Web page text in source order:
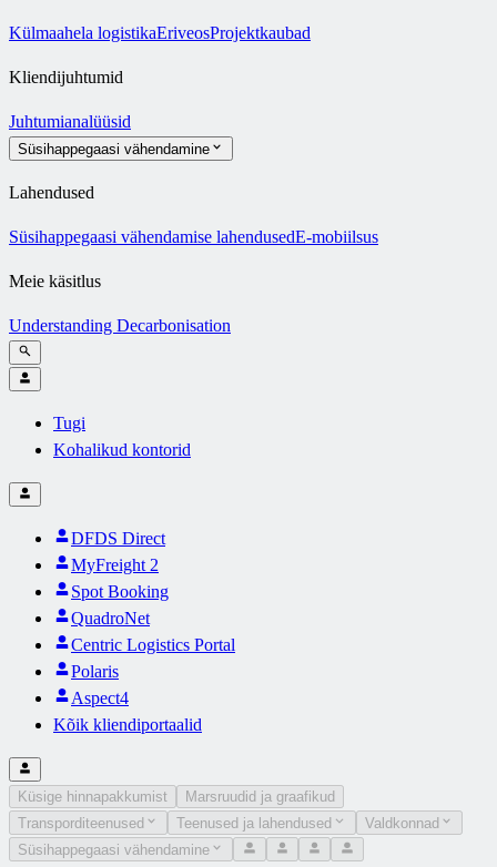
Külmaahela logistikaEriveosProjektkaubad
Kliendijuhtumid
Juhtumianalüüsid
Süsihappegaasi vähendamine
Lahendused
Süsihappegaasi vähendamise lahendusedE-mobiilsus
Meie käsitlus
Understanding Decarbonisation
Tugi
Kohalikud kontorid
DFDS Direct
MyFreight 2
Spot Booking
QuadroNet
Centric Logistics Portal
Polaris
Aspect4
Kõik kliendiportaalid
Küsige hinnapakkumist
Marsruudid ja graafikud
Transporditeenused
Teenused ja lahendused
Valdkonnad
Süsihappegaasi vähendamine